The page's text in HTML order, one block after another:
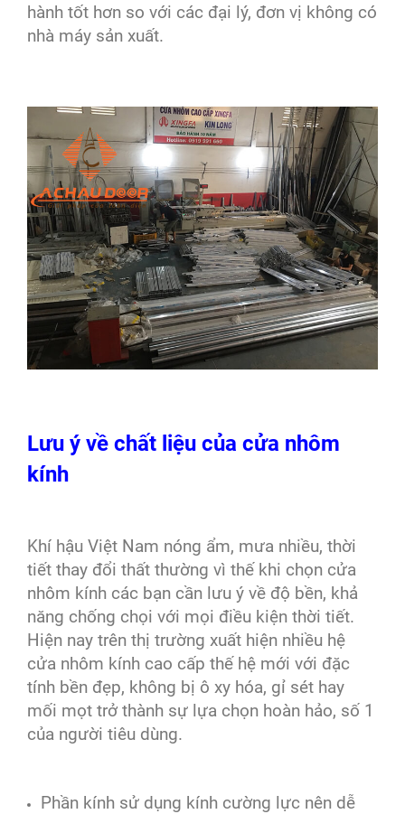
hành tốt hơn so với các đại lý, đơn vị không có
nhà máy sản xuất.
Lưu ý về chất liệu của cửa nhôm
kính
Khí hậu Việt Nam nóng ẩm, mưa nhiều, thời
tiết thay đổi thất thường vì thế khi chọn cửa
nhôm kính các bạn cần lưu ý về độ bền, khả
năng chống chọi với mọi điều kiện thời tiết.
Hiện nay trên thị trường xuất hiện nhiều hệ
cửa nhôm kính cao cấp thế hệ mới với đặc
tính bền đẹp, không bị ô xy hóa, gỉ sét hay
mối mọt trở thành sự lựa chọn hoàn hảo, số 1
của người tiêu dùng.
Phần kính sử dụng kính cường lực nên dễ